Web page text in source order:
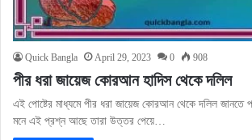
Quick Bangla April 29, 2023 0 908
পীর ধরা জায়েজ কোরআন হাদিস থেকে দলিল
এই পোষ্টের মাধ্যমে পীর ধরা জায়েজ কোরআন থেকে দলিল জানতে
মনে এই প্রশ্ন আছে তারা উত্তর পেয়ে…